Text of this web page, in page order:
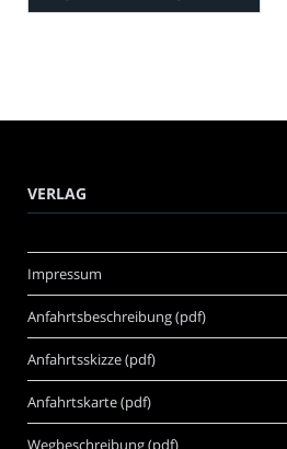
VERLAG
Impressum
Anfahrtsbeschreibung (pdf)
Anfahrtsskizze (pdf)
Anfahrtskarte (pdf)
Wegbeschreibung (pdf)